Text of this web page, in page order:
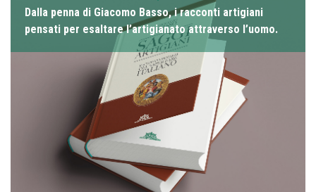
Dalla penna di Giacomo Basso, i racconti artigiani
pensati per esaltare l’artigianato attraverso l’uomo.